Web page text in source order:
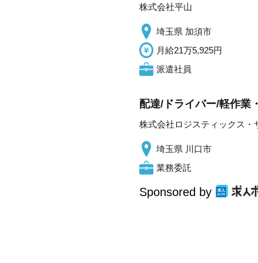
株式会社平山
埼玉県 加須市
月給21万5,925円
派遣社員
配達/ドライバー/軽作業
株式会社ロジスティックス・
埼玉県 川口市
業務委託
Sponsored by